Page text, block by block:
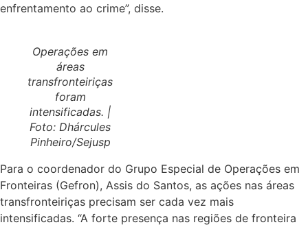
enfrentamento ao crime”, disse.
Operações em
áreas
transfronteiriças
foram
intensificadas. |
Foto: Dhárcules
Pinheiro/Sejusp
Para o coordenador do Grupo Especial de Operações em
Fronteiras (Gefron), Assis do Santos, as ações nas áreas
transfronteiriças precisam ser cada vez mais
intensificadas. “A forte presença nas regiões de fronteira